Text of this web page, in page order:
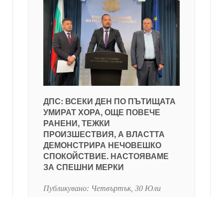
ДПС: ВСЕКИ ДЕН ПО ПЪТИЩАТА
УМИРАТ ХОРА, ОЩЕ ПОВЕЧЕ
РАНЕНИ, ТЕЖКИ
ПРОИЗШЕСТВИЯ, А ВЛАСТТА
ДЕМОНСТРИРА НЕЧОВЕШКО
СПОКОЙСТВИЕ. НАСТОЯВАМЕ
ЗА СПЕШНИ МЕРКИ
Публикувано: Четвъртък, 30 Юли